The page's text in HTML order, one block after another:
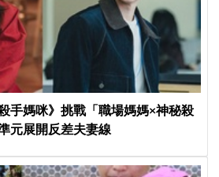
手媽咪》挑戰「職場媽媽×神秘殺
元展開反差夫妻線